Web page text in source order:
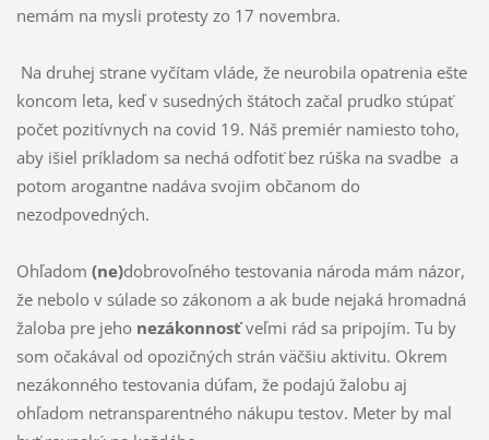
nemám na mysli protesty zo 17 novembra.
Na druhej strane vyčítam vláde, že neurobila opatrenia ešte
koncom leta, keď v susedných štátoch začal prudko stúpať
počet pozitívnych na covid 19. Náš premiér namiesto toho,
aby išiel príkladom sa nechá odfotiť bez rúška na svadbe a
potom arogantne nadáva svojim občanom do
nezodpovedných.
Ohľadom (ne)dobrovoľného testovania národa mám názor,
že nebolo v súlade so zákonom a ak bude nejaká hromadná
žaloba pre jeho nezákonnosťveľmi rád sa pripojím. Tu by
som očakával od opozičných strán väčšiu aktivitu. Okrem
nezákonného testovania dúfam, že podajú žalobu aj
ohľadom netransparentného nákupu testov. Meter by mal